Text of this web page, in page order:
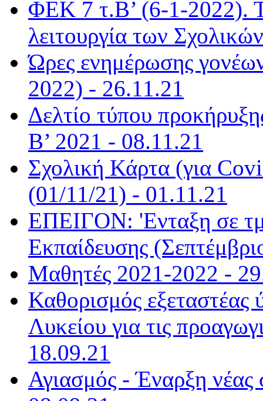
ΦΕΚ 7 τ.Β’ (6-1-2022).
λειτουργία των
Ώρες ενημέρωσης
2022) - 26.11.21
Δελτίο τύπου
Β’ 2021 - 08.11.21
Σχολική Κάρτα (για
(01/11/21) - 01.11.21
ΕΠΕΙΓΟΝ: 'Ενταξη σε
Εκπαίδευσης
Μαθητές 2021-2022 -
Καθορισμός
Λυκείου για τις
18.09.21
Αγιασμός - Έναρξη νέας